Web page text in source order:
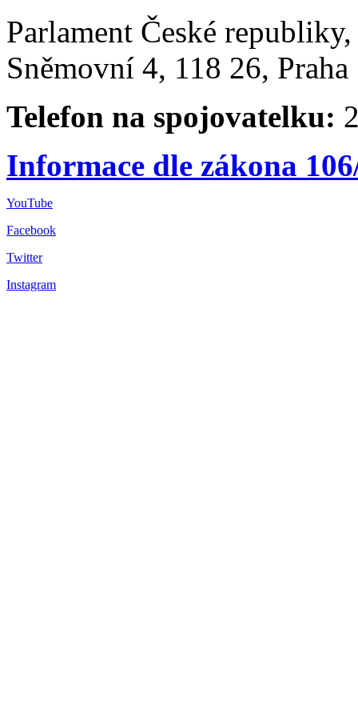
Parlament České
Sněmovní 4, 118 26,
Telefon na spojovatelku:
Informace dle zákona
YouTube
Facebook
Twitter
Instagram